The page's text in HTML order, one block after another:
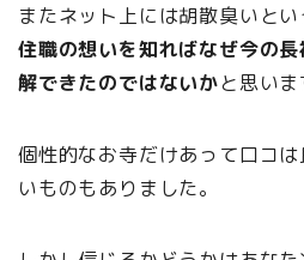
またネット上には胡散臭いとい
住職の想いを知ればなぜ今の
解できたのではないかと思いま
個性的なお寺だけあって口コ
いものもありました。